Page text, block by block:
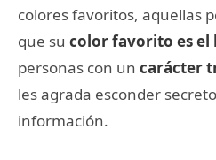
colores favoritos, aquellas
que su color favorito es el
personas con un carácter
les agrada esconder
información.